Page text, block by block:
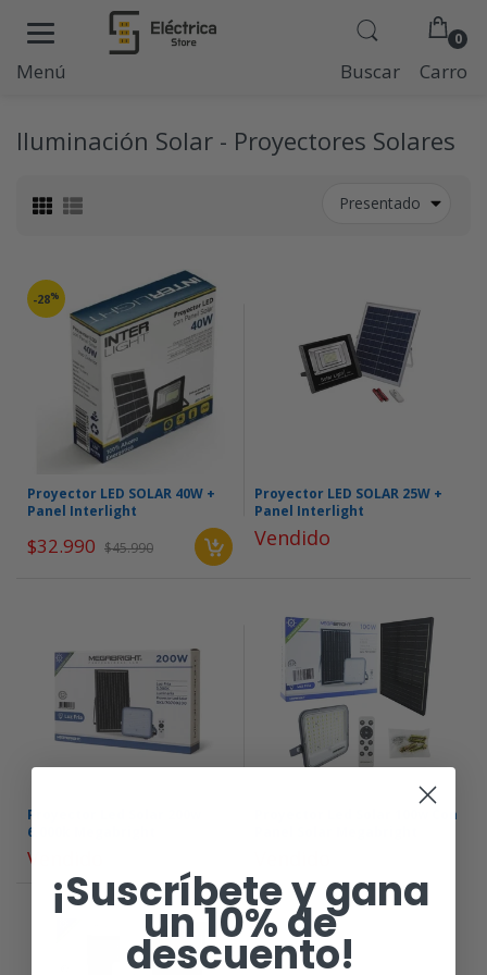
0
Menú Buscar Carro
Iluminación Solar - Proyectores Solares
Presentado
-28%
Proyector LED SOLAR 40W +
Panel Interlight
$32.990 $45.990
Proyector LED SOLAR 25W +
Panel Interlight
Vendido
Proyector Led Solar 200w
6.000k Megabright
Vendido
Proyector Led Solar 100w Con
¡Suscríbete y gana
un 10% de
descuento!